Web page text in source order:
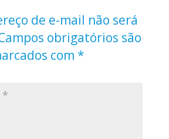
de e-mail não será
obrigatórios são
com *